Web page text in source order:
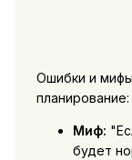
Ошибки и
планирование:
Миф:
будет